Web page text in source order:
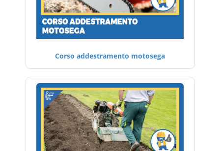
Corso addestramento motosega